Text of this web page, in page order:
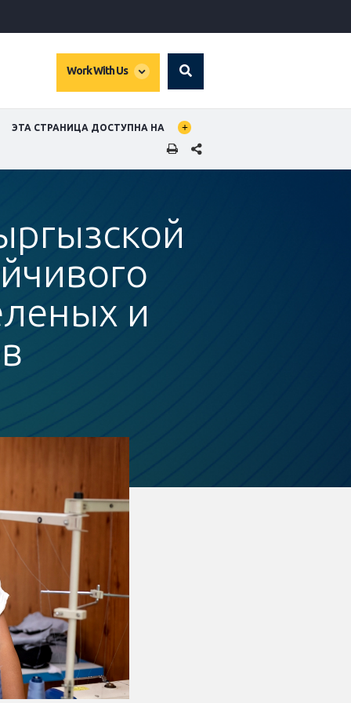
Work With Us
global
Search
LANGUAGE TOGGLER
ЭТА СТРАНИЦА ДОСТУПНА НА
SHARE THIS PAGE
и